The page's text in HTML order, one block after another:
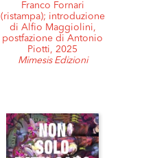
Franco Fornari
(ristampa); introduzione
di Alfio Maggiolini,
postfazione di Antonio
Piotti, 2025
Mimesis Edizioni